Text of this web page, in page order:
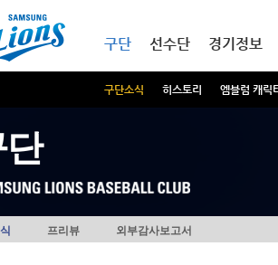
구단
구단소식 히스토리 엠블럼 캐릭
선수단 경기정보
단
프리뷰 외부감사보고서